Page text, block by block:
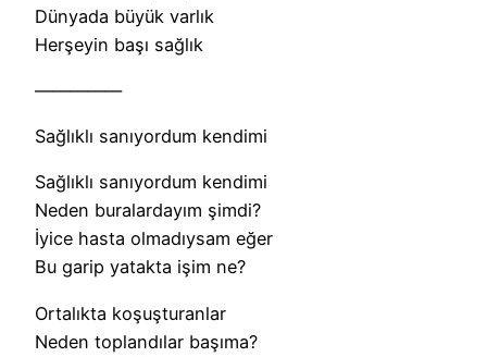
Dünyada büyük varlık
Herşeyin başı sağlık
—————
Sağlıklı sanıyordum kendimi
Sağlıklı sanıyordum kendimi
Neden buralardayım şimdi?
İyice hasta olmadıysam eğer
Bu garip yatakta işim ne?
Ortalıkta koşuşturanlar
Neden toplandılar başıma?